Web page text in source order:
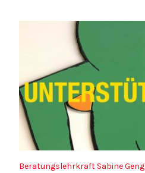
Beratungslehrkraft Sabine Geng